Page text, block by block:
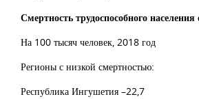
Смертность трудоспособного
На 100 тысяч человек, 2018 год
Регионы с низкой смертностью:
Республика Ингушетия –22,7